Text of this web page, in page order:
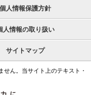
個人情報保護方針
人情報の取り扱い
サイトマップ
ん。当サイト上のテキスト・